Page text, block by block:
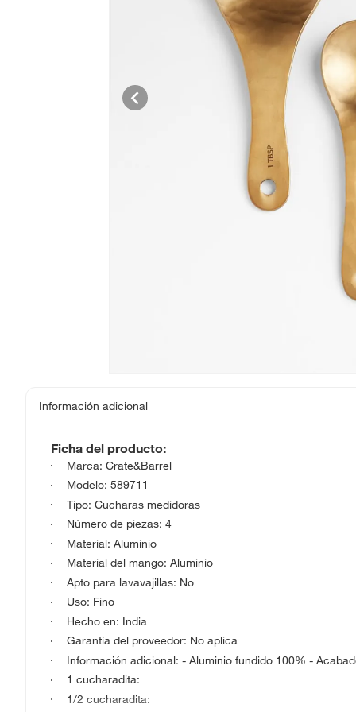
Información adicional
Ficha del producto:
Marca: Crate&Barrel
Modelo: 589711
Tipo: Cucharas medidoras
Número de piezas: 4
Material: Aluminio
Material del mango: Aluminio
Apto para lavavajillas: No
Uso: Fino
Hecho en: India
Garantía del proveedor: No aplica
Información adicional: - Aluminio fundido 100% -
1 cucharadita:
1/2 cucharadita: